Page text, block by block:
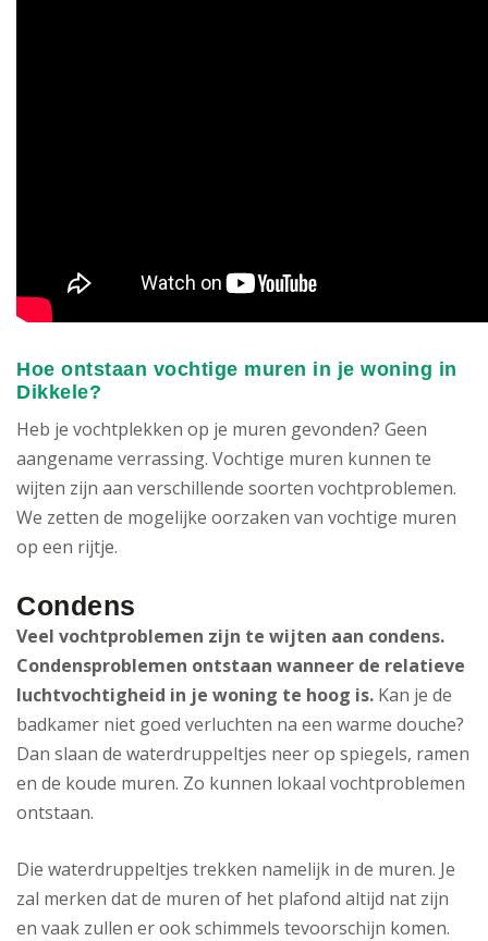
Hoe ontstaan vochtige muren in je woning in
Dikkele?
Heb je vochtplekken op je muren gevonden? Geen
aangename verrassing. Vochtige muren kunnen te
wijten zijn aan verschillende soorten vochtproblemen.
We zetten de mogelijke oorzaken van vochtige muren
op een rijtje.
Condens
Veel vochtproblemen zijn te wijten aan condens.
Condensproblemen ontstaan wanneer de relatieve
luchtvochtigheid in je woning te hoog is. Kan je de
badkamer niet goed verluchten na een warme douche?
Dan slaan de waterdruppeltjes neer op spiegels, ramen
en de koude muren. Zo kunnen lokaal vochtproblemen
ontstaan.
Die waterdruppeltjes trekken namelijk in de muren. Je
zal merken dat de muren of het plafond altijd nat zijn
en vaak zullen er ook schimmels tevoorschijn komen.